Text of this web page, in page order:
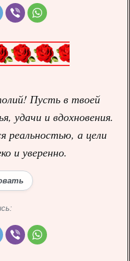
Пусть в твоей
удачи и вдохновения.
реальностью, а цели
и уверенно.